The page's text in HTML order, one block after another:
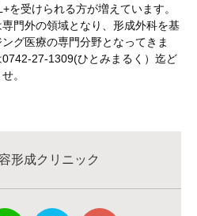
を受けられる方が増えています。
門外の領域となり、形成外科を基
グ医療の専門分野となってきま
27-1309(ひとみまるく）迄ど
。
形成クリニック